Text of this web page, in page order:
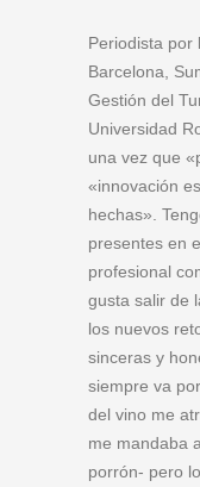
Periodista por
Barcelona,
Gestión del
Universidad
una vez que
«innovación
hechas».
presentes en
profesional
gusta salir de
los nuevos
sinceras y
siempre va
del vino me
me mandaba
porrón- pero